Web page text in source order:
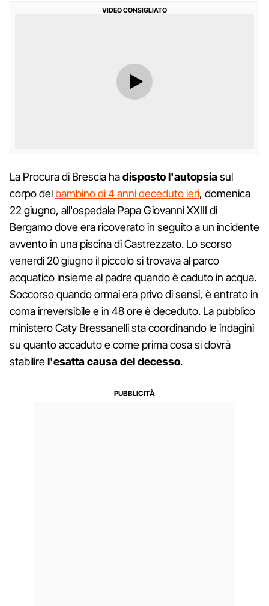
VIDEO CONSIGLIATO
La Procura di Brescia hadisposto l'autopsiasul
corpo del bambino di 4 anni deceduto ieri, domenica
22 giugno, all'ospedale Papa Giovanni XXIII di
Bergamo dove era ricoverato in seguito a un incidente
avvento in una piscina di Castrezzato. Lo scorso
venerdì 20 giugno il piccolo si trovava al parco
acquatico insieme al padre quando è caduto in acqua.
Soccorso quando ormai era privo di sensi, è entrato in
coma irreversibile e in 48 ore è deceduto. La pubblico
ministero Caty Bressanelli sta coordinando le indagini
su quanto accaduto e come prima cosa si dovrà
stabilirel'esatta causa del decesso.